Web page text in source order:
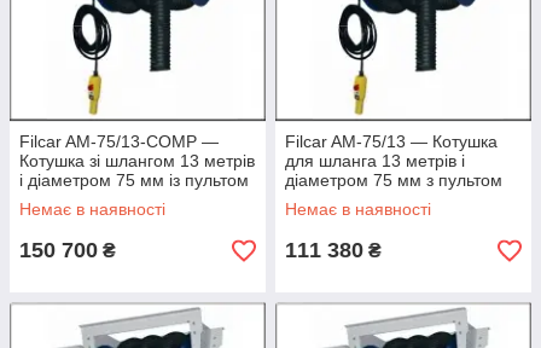
Filcar AM-75/13-COMP —
Котушка зі шлангом 13 метрів
і діаметром 75 мм із пультом
і наконечником
Немає в наявності
150 700 ₴
Filcar AM-75/13 — Котушка
для шланга 13 метрів і
діаметром 75 мм з пультом
Д/К
Немає в наявності
111 380 ₴